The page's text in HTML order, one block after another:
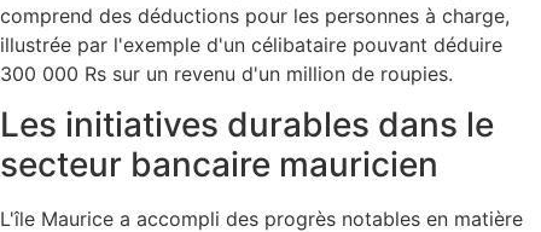
comprend des déductions pour les personnes à charge,
illustrée par l'exemple d'un célibataire pouvant déduire
300 000 Rs sur un revenu d'un million de roupies.
Les initiatives durables dans le
secteur bancaire mauricien
L'île Maurice a accompli des progrès notables en matière